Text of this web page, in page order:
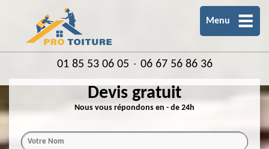
Menu
01 85 53 06 05 - 06 67 56 86 36
Devis gratuit
Nous vous répondons en - de 24h